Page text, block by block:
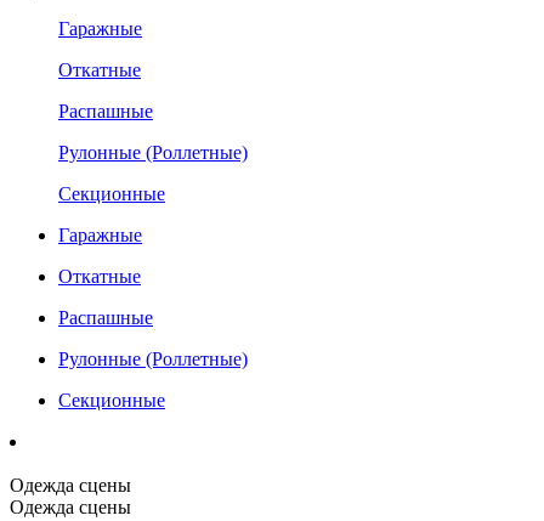
Гаражные
Откатные
Распашные
Рулонные (Роллетные)
Секционные
Гаражные
Откатные
Распашные
Рулонные (Роллетные)
Секционные
Одежда сцены
Одежда сцены